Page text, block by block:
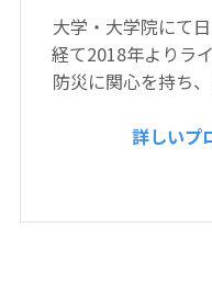
大学・大学院にて
経て2018年よりラ
防災に関心を持ち
詳しいプ